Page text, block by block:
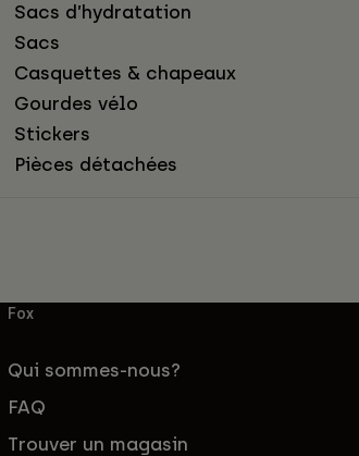
Sacs d’hydratation
Sacs
Casquettes & chapeaux
Gourdes vélo
Stickers
Pièces détachées
Fox
Qui sommes-nous?
FAQ
Trouver un magasin